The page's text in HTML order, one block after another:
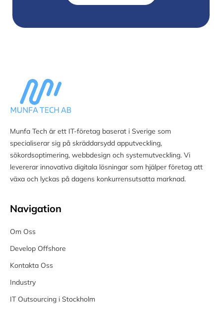
Munfa Tech är ett IT-företag baserat i Sverige som
specialiserar sig på skräddarsydd apputveckling,
sökordsoptimering, webbdesign och systemutveckling. Vi
levererar innovativa digitala lösningar som hjälper företag att
växa och lyckas på dagens konkurrensutsatta marknad.
Navigation
Om Oss
Develop Offshore
Kontakta Oss
Industry
IT Outsourcing i Stockholm